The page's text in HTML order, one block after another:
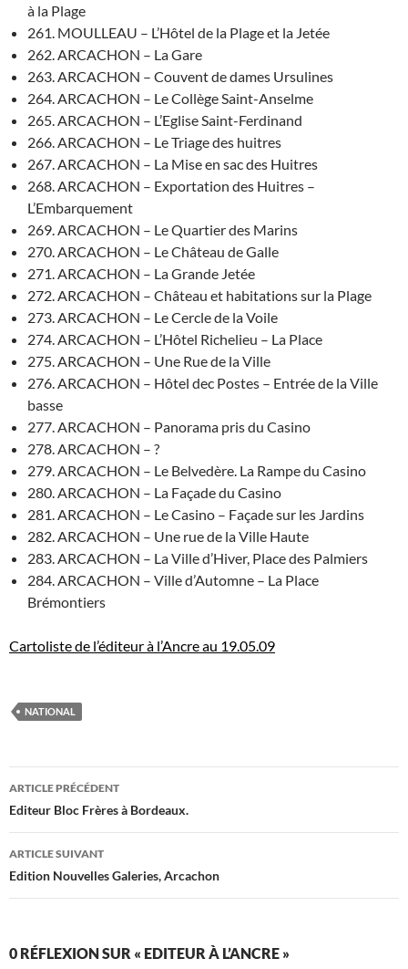
à la Plage
261. MOULLEAU – L’Hôtel de la Plage et la Jetée
262. ARCACHON – La Gare
263. ARCACHON – Couvent de dames Ursulines
264. ARCACHON – Le Collège Saint-Anselme
265. ARCACHON – L’Eglise Saint-Ferdinand
266. ARCACHON – Le Triage des huitres
267. ARCACHON – La Mise en sac des Huitres
268. ARCACHON – Exportation des Huitres –
L’Embarquement
269. ARCACHON – Le Quartier des Marins
270. ARCACHON – Le Château de Galle
271. ARCACHON – La Grande Jetée
272. ARCACHON – Château et habitations sur la Plage
273. ARCACHON – Le Cercle de la Voile
274. ARCACHON – L’Hôtel Richelieu – La Place
275. ARCACHON – Une Rue de la Ville
276. ARCACHON – Hôtel dec Postes – Entrée de la Ville
basse
277. ARCACHON – Panorama pris du Casino
278. ARCACHON – ?
279. ARCACHON – Le Belvedère. La Rampe du Casino
280. ARCACHON – La Façade du Casino
281. ARCACHON – Le Casino – Façade sur les Jardins
282. ARCACHON – Une rue de la Ville Haute
283. ARCACHON – La Ville d’Hiver, Place des Palmiers
284. ARCACHON – Ville d’Automne – La Place
Brémontiers
Cartoliste de l’éditeur à l’Ancre au 19.05.09
NATIONAL
Navigation
des
articles
ARTICLE PRÉCÉDENT
Editeur Bloc Frères à Bordeaux.
ARTICLE SUIVANT
Edition Nouvelles Galeries, Arcachon
0 RÉFLEXION SUR « EDITEUR À L’ANCRE »